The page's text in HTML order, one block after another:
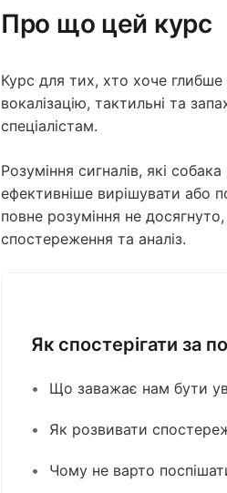
Про що цей курс
Курс для тих, хто хоче глибше
вокалізацію, тактильні та
спеціалістам.
Розуміння сигналів, які
ефективніше вирішувати або
повне розуміння не
спостереження та аналіз.
Як спостерігати за
Що заважає нам бути
Як розвивати
Чому не варто